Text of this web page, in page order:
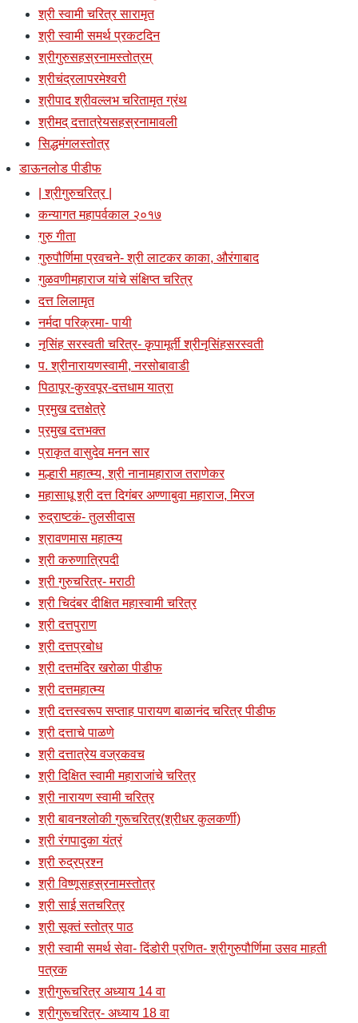
श्री स्वामी चरित्र सारामृत
श्री स्वामी समर्थ प्रकटदिन
श्रीगुरुसहस्रनामस्तोत्रम्
श्रीचंद्रलापरमेश्वरी
श्रीपाद श्रीवल्लभ चरितामृत ग्रंथ
श्रीमद् दत्तात्रेयसहस्रनामावली
सिद्धमंगलस्तोत्र
डाऊनलोड पीडीफ
| श्रीगुरुचरित्र |
कन्यागत महापर्वकाल २०१७
गुरु गीता
गुरुपौर्णिमा प्रवचने- श्री लाटकर काका, औरंगाबाद
गुळवणीमहाराज यांचे संक्षिप्त चरित्र
दत्त लिलामृत
नर्मदा परिक्रमा- पायी
नृसिंह सरस्वती चरित्र- कृपामूर्ती श्रीनृसिंहसरस्वती
प. श्रीनारायणस्वामी, नरसोबावाडी
पिठापूर-कुरवपूर-दत्तधाम यात्रा
प्रमुख दत्तक्षेत्रे
प्रमुख दत्तभक्त
प्राकृत वासुदेव मनन सार
मल्हारी महात्म्य, श्री नानामहाराज तराणेकर
महासाधू श्री दत्त दिगंबर अण्णाबुवा महाराज, मिरज
रुद्राष्टकं- तुलसीदास
श्रावणमास महात्म्य
श्री करुणात्रिपदी
श्री गुरुचरित्र- मराठी
श्री चिदंबर दीक्षित महास्वामी चरित्र
श्री दत्तपुराण
श्री दत्तप्रबोध
श्री दत्तमंदिर खरोळा पीडीफ
श्री दत्तमहात्म्य
श्री दत्तस्वरूप सप्ताह पारायण बाळानंद चरित्र पीडीफ
श्री दत्ताचे पाळणे
श्री दत्तात्रेय वज्रकवच
श्री दिक्षित स्वामी महाराजांचे चरित्र
श्री नारायण स्वामी चरित्र
श्री बावनश्लोकी गुरूचरित्र(श्रीधर कुलकर्णी)
श्री रंगपादुका यंत्रं
श्री रुद्रप्रश्न
श्री विष्णूसहस्रनामस्तोत्र
श्री साई सतचरित्र
श्री सूक्तं स्तोत्र पाठ
श्री स्वामी समर्थ सेवा- दिंडोरी प्रणित- श्रीगुरुपौर्णिमा उसव माहती
पत्रक
श्रीगुरूचरित्र अध्याय 14 वा
श्रीगुरूचरित्र- अध्याय 18 वा